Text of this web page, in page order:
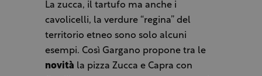
La zucca, il tartufo ma anche i
cavolicelli, la verdure “regina” del
territorio etneo sono solo alcuni
esempi. Così Gargano propone tra le
novità la pizza Zucca e Capra con